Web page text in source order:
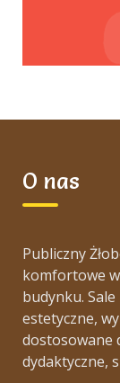
O nas
Publiczny
komfortowe
budynku.
estetyczne,
dostosowane
dydaktyczne,